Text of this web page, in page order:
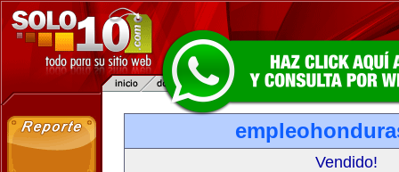
Vendido!